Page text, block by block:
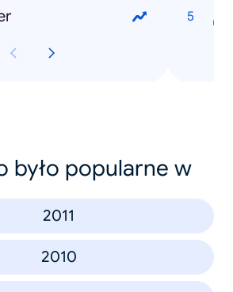
było popularne w
2011
2010